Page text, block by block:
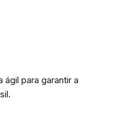
para garantir a